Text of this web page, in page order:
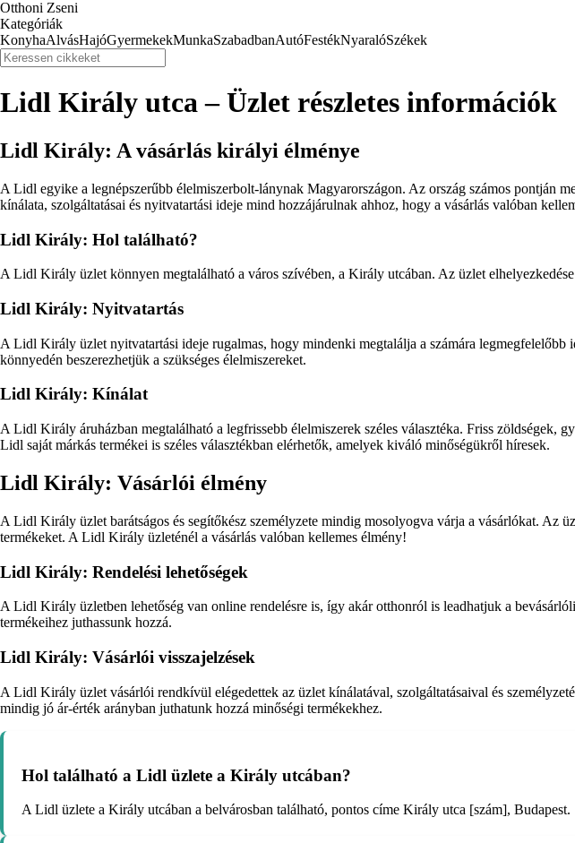
Otthoni Zseni
Kategóriák
KonyhaAlvásHajóGyermekekMunkaSzabadbanAutóFestékNyaralóSzékek
Lidl Király utca – Üzlet részletes információk
Lidl Király: A vásárlás királyi élménye
A Lidl egyike a legnépszerűbb élelmiszerbolt-lánynak Magyarországon. Az ország számos
kínálata, szolgáltatásai és nyitvatartási ideje mind hozzájárulnak ahhoz, hogy a vásárlás valóban
Lidl Király: Hol található?
A Lidl Király üzlet könnyen megtalálható a város szívében, a Király utcában. Az üzlet
Lidl Király: Nyitvatartás
A Lidl Király üzlet nyitvatartási ideje rugalmas, hogy mindenki megtalálja a számára
könnyedén beszerezhetjük a szükséges élelmiszereket.
Lidl Király: Kínálat
A Lidl Király áruházban megtalálható a legfrissebb élelmiszerek széles választéka. Friss zöldségek,
Lidl saját márkás termékei is széles választékban elérhetők, amelyek kiváló minőségükről híresek.
Lidl Király: Vásárlói élmény
A Lidl Király üzlet barátságos és segítőkész személyzete mindig mosolyogva várja a vásárlókat. Az
termékeket. A Lidl Király üzleténél a vásárlás valóban kellemes élmény!
Lidl Király: Rendelési lehetőségek
A Lidl Király üzletben lehetőség van online rendelésre is, így akár otthonról is leadhatjuk a
termékeihez juthassunk hozzá.
Lidl Király: Vásárlói visszajelzések
A Lidl Király üzlet vásárlói rendkívül elégedettek az üzlet kínálatával, szolgáltatásaival és
mindig jó ár-érték arányban juthatunk hozzá minőségi termékekhez.
Hol található a Lidl üzlete a Király utcában?
A Lidl üzlete a Király utcában a belvárosban található, pontos címe Király utca [szám], Budapest.